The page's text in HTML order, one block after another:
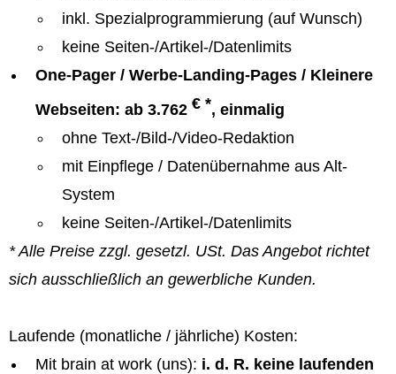
inkl. Spezialprogrammierung (auf Wunsch)
keine Seiten-/Artikel-/Datenlimits
One-Pager / Werbe-Landing-Pages / Kleinere
Webseiten: ab 3.762 € *, einmalig
ohne Text-/Bild-/Video-Redaktion
mit Einpflege / Datenübernahme aus Alt-
System
keine Seiten-/Artikel-/Datenlimits
* Alle Preise zzgl. gesetzl. USt. Das Angebot richtet
sich ausschließlich an gewerbliche Kunden.
Laufende (monatliche / jährliche) Kosten:
Mit brain at work (uns): i. d. R. keine laufenden